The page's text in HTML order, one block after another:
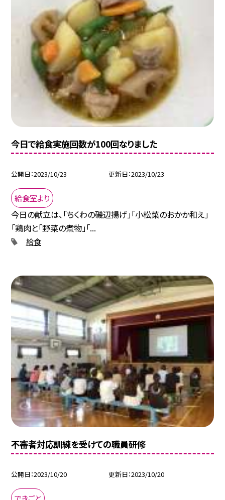
今日で給食実施回数が100回なりました
公開日 2023/10/23 更新日 2023/10/23
給食室より
今日の献立は、「ちくわの磯辺揚げ」「小松菜のおかか和え」
「鶏肉と「野菜の煮物」「...
給食
不審者対応訓練を受けての職員研修
公開日 2023/10/20 更新日 2023/10/20